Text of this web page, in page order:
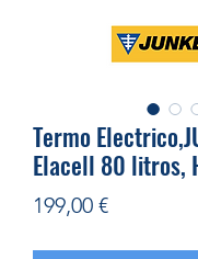
Termo
Elacell 80 litros,
199,00 €Precio